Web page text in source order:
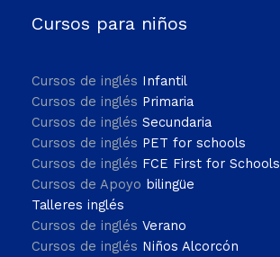
Cursos para niños
Cursos de inglés Infantil
Cursos de inglés Primaria
Cursos de inglés Secundaria
Cursos de inglés PET for schools
Cursos de inglés FCE First for Schools
Cursos de Apoyo bilingüe
Talleres inglés
Cursos de inglés Verano
Cursos de inglés Niños Alcorcón